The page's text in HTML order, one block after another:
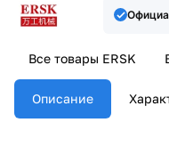
Все товары ERSK
Описание